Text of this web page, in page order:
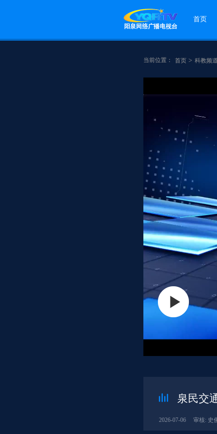
首页
当前位置： 首页 > 科教频
泉民交
2026-07-06 审核: 史